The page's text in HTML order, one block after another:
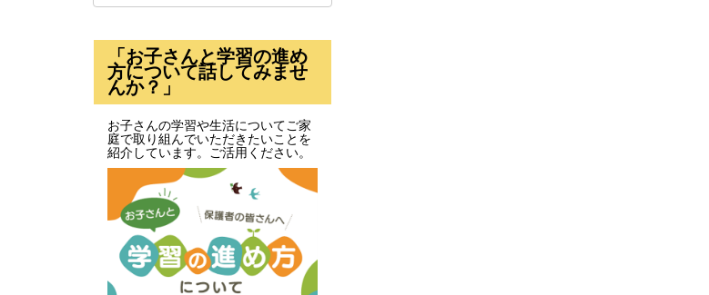
「お子さんと学習の進め
方について話してみませ
んか？」
お子さんの学習や生活についてご家
庭で取り組んでいただきたいことを
紹介しています。ご活用ください。